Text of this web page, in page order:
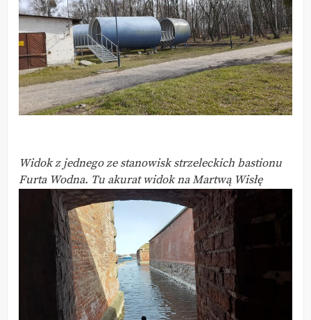
Widok z jednego ze stanowisk strzeleckich bastionu
Furta Wodna. Tu akurat widok na Martwą Wisłę